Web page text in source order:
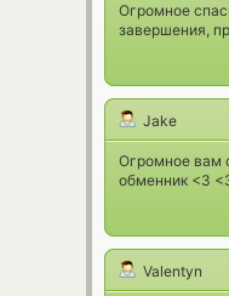
Огромное
завершения,
Jake
Огромное вам
обменник <3
Valentyn